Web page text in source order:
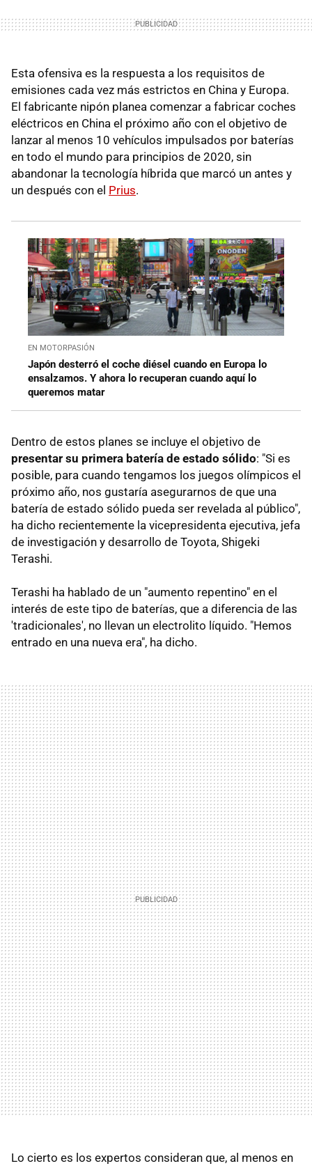
Esta ofensiva es la respuesta a los requisitos de
emisiones cada vez más estrictos en China y Europa.
El fabricante nipón planea comenzar a fabricar coches
eléctricos en China el próximo año con el objetivo de
lanzar al menos 10 vehículos impulsados por baterías
en todo el mundo para principios de 2020, sin
abandonar la tecnología híbrida que marcó un antes y
un después con el Prius.
EN MOTORPASIÓN
Japón desterró el coche diésel cuando en Europa lo
ensalzamos. Y ahora lo recuperan cuando aquí lo
queremos matar
Dentro de estos planes se incluye el objetivo de
presentar su primera batería de estado sólido: "Si es
posible, para cuando tengamos los juegos olímpicos el
próximo año, nos gustaría asegurarnos de que una
batería de estado sólido pueda ser revelada al público",
ha dicho recientemente la vicepresidenta ejecutiva, jefa
de investigación y desarrollo de Toyota, Shigeki
Terashi.
Terashi ha hablado de un "aumento repentino" en el
interés de este tipo de baterías, que a diferencia de las
'tradicionales', no llevan un electrolito líquido. "Hemos
entrado en una nueva era", ha dicho.
Lo cierto es los expertos consideran que, al menos en